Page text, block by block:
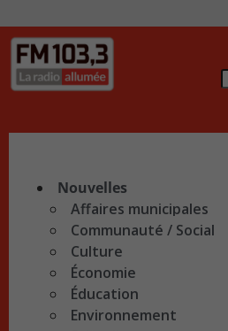
Nouvelles
Affaires municipales
Communauté / Social
Culture
Économie
Éducation
Environnement